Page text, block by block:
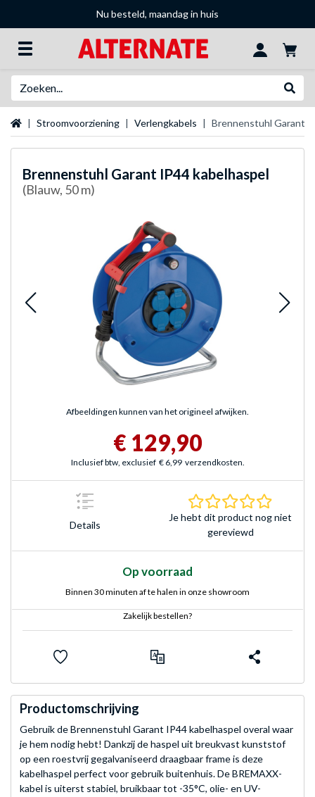
Nu besteld, maandag in huis
StartpaginaStroomvoorziening Verlengkabels Brennenstuhl Garant
Brennenstuhl Garant IP44 kabelhaspel
(Blauw, 50 m)
Afbeeldingen kunnen van het origineel afwijken.
€ 129,90
Inclusief btw, exclusief € 6,99 verzendkosten.
Details
Je hebt dit product nog niet
gereviewd
Op voorraad
Binnen 30 minuten af te halen in onze showroom
Zakelijk bestellen?
Productomschrijving
Gebruik de Brennenstuhl Garant IP44 kabelhaspel overal waar
je hem nodig hebt! Dankzij de haspel uit breukvast kunststof
op een roestvrij gegalvaniseerd draagbaar frame is deze
kabelhaspel perfect voor gebruik buitenhuis. De BREMAXX-
kabel is uiterst stabiel, bruikbaar tot -35°C, olie- en UV-